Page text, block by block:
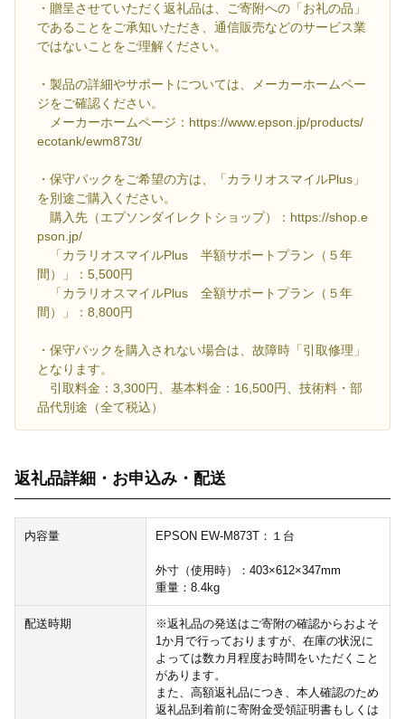
・贈呈させていただく返礼品は、ご寄附への「お礼の品」
であることをご承知いただき、通信販売などのサービス業
ではないことをご理解ください。
・製品の詳細やサポートについては、メーカーホームペー
ジをご確認ください。
メーカーホームページ：https://www.epson.jp/products/
ecotank/ewm873t/
・保守パックをご希望の方は、「カラリオスマイルPlus」
を別途ご購入ください。
購入先（エプソンダイレクトショップ）：https://shop.e
pson.jp/
「カラリオスマイルPlus 半額サポートプラン（５年
間）」：5,500円
「カラリオスマイルPlus 全額サポートプラン（５年
間）」：8,800円
・保守パックを購入されない場合は、故障時「引取修理」
となります。
引取料金：3,300円、基本料金：16,500円、技術料・部
品代別途（全て税込）
返礼品詳細・お申込み・配送
内容量 EPSON EW-M873T：１台
外寸（使用時）：403×612×347mm
重量：8.4kg
配送時期
※返礼品の発送はご寄附の確認からおよそ
1か月で行っておりますが、在庫の状況に
よっては数カ月程度お時間をいただくこと
があります。
また、高額返礼品につき、本人確認のため
返礼品到着前に寄附金受領証明書もしくは